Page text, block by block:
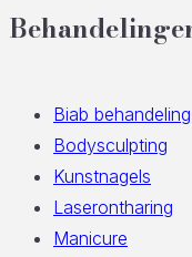
Biab behandeling
Bodysculpting
Kunstnagels
Laserontharing
Manicure